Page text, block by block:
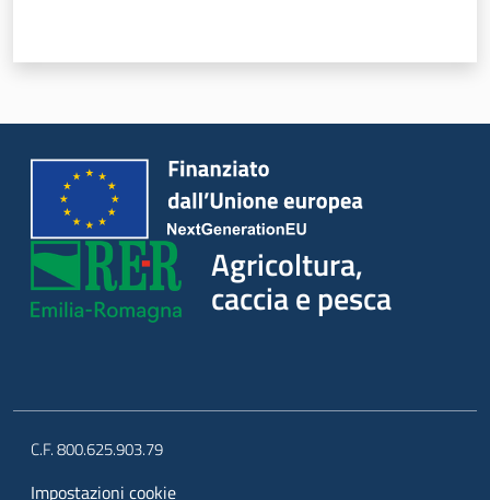
Argomenti
Agricoltura,
caccia e pesca
C.F. 800.625.903.79
Impostazioni cookie